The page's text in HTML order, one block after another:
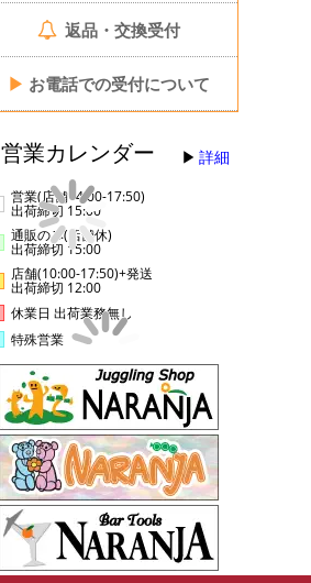
返品・交換受付
▶ お電話での受付について
営業カレンダー 詳細
営業(店舗14:00-17:50)
出荷締切 15:00
通販のみ(店舗休)
出荷締切 15:00
店舗(10:00-17:50)+発送
出荷締切 12:00
休業日 出荷業務無し
特殊営業